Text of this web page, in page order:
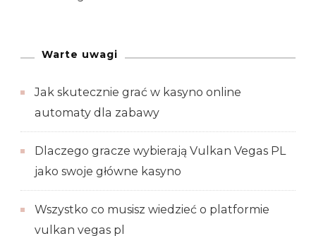
Warte uwagi
Jak skutecznie grać w kasyno online
automaty dla zabawy
Dlaczego gracze wybierają Vulkan Vegas PL
jako swoje główne kasyno
Wszystko co musisz wiedzieć o platformie
vulkan vegas pl